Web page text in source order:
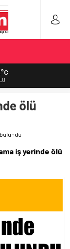
ölü
iş yerinde ölü